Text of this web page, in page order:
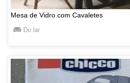
Mesa de Vidro com Cavaletes
Do lar